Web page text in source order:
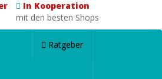
In Kooperation
mit den besten Shops
Ratgeber